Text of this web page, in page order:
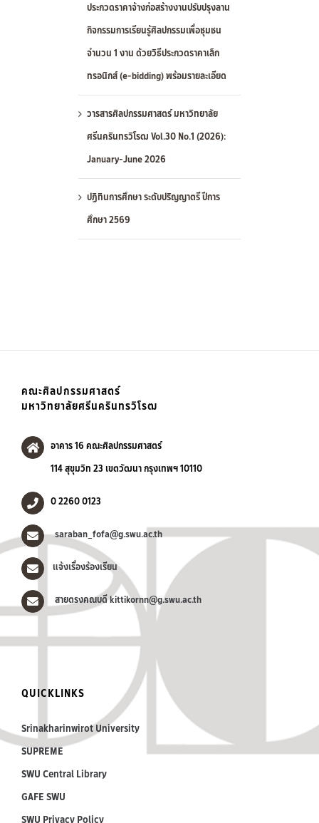
ประกวดราคาจ้างก่อสร้างงานปรับปรุงลาน
กิจกรรมการเรียนรู้ศิลปกรรมเพื่อชุมชน
จำนวน 1 งาน ด้วยวิธีประกวดราคาเล็ก
ทรอนิกส์ (e-bidding) พร้อมรายละเอียด
วารสารศิลปกรรมศาสตร์ มหาวิทยาลัย
ศรีนครินทรวิโรฒ Vol.30 No.1 (2026):
January-June 2026
ปฏิทินการศึกษา ระดับปริญญาตรี ปีการ
ศึกษา 2569
คณะศิลปกรรมศาสตร์
มหาวิทยาลัยศรีนครินทรวิโรฒ
อาคาร 16 คณะศิลปกรรมศาสตร์
114 สุขุมวิท 23 เขตวัฒนา กรุงเทพฯ 10110
0 2260 0123
saraban_fofa@g.swu.ac.th
แจ้งเรื่องร้องเรียน
สายตรงคณบดี kittikornn@g.swu.ac.th
QUICKLINKS
Srinakharinwirot University
SUPREME
SWU Central Library
GAFE SWU
SWU Privacy Policy